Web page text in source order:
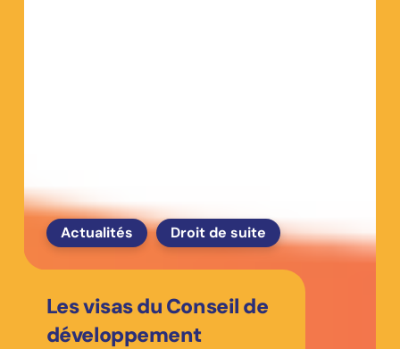
Actualités Droit de suite
Les visas du Conseil de
développement